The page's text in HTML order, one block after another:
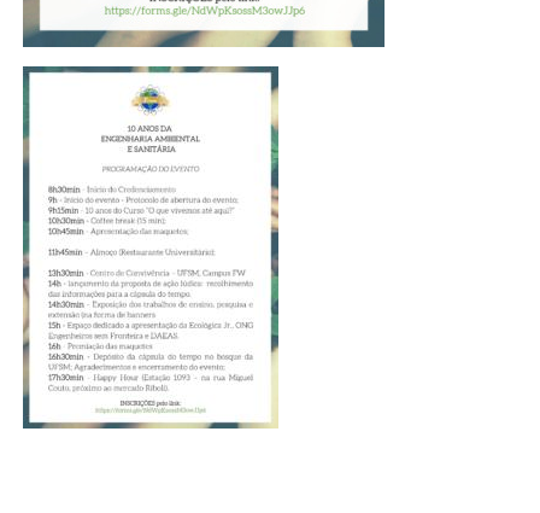
Secretaria de Governo
Gabinete de Segurança Institucional
Advocacia-Geral da União
Banco Central do Brasil
Planalto